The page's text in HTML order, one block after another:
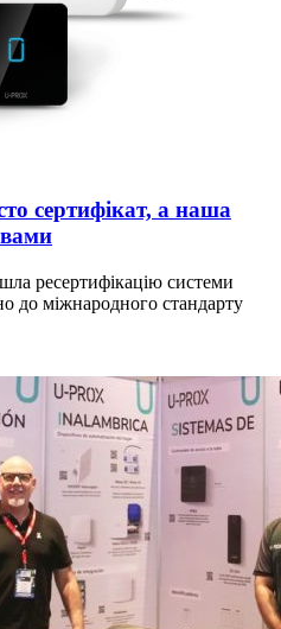
сертифікат, а наша
вами
ресертифікацію системи
до міжнародного стандарту